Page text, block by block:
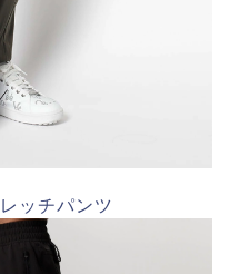
ッチパンツ